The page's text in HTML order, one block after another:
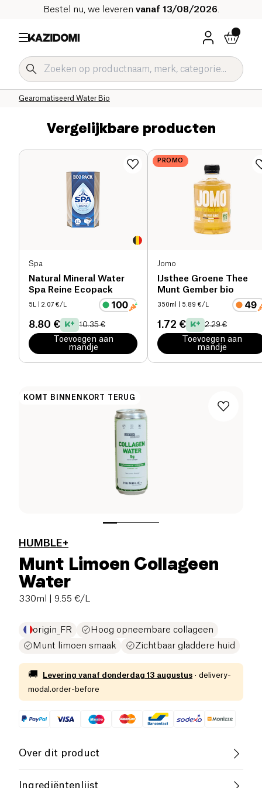
Bestel nu, we leveren vanaf 13/08/2026
Gearomatiseerd Water Bio
Verfrissende Dranken en Siroop Bio
Dranken Bio
Home
Vergelijkbare producten
Spa
Natural Mineral Water
Spa Reine Ecopack
5L | 2.07 €/L
8.80 € 10.35 €
Toevoegen aan
mandje
PROMO
Jomo
IJsthee Groene Thee
Munt Gember bio
350ml | 5.89 €/L
1.72 € 2.29 €
Toevoegen aan
mandje
KOMT BINNENKORT TERUG
HUMBLE+
Munt Limoen Collageen
Water
330ml | 9.55 €/L
origin_FR
Hoog opneembare collageen
Munt limoen smaak
Zichtbaar gladdere huid
🚚 Levering vanaf donderdag 13 augustus · delivery-
modal.order-before
Over dit product
Ingrediëntenlijst